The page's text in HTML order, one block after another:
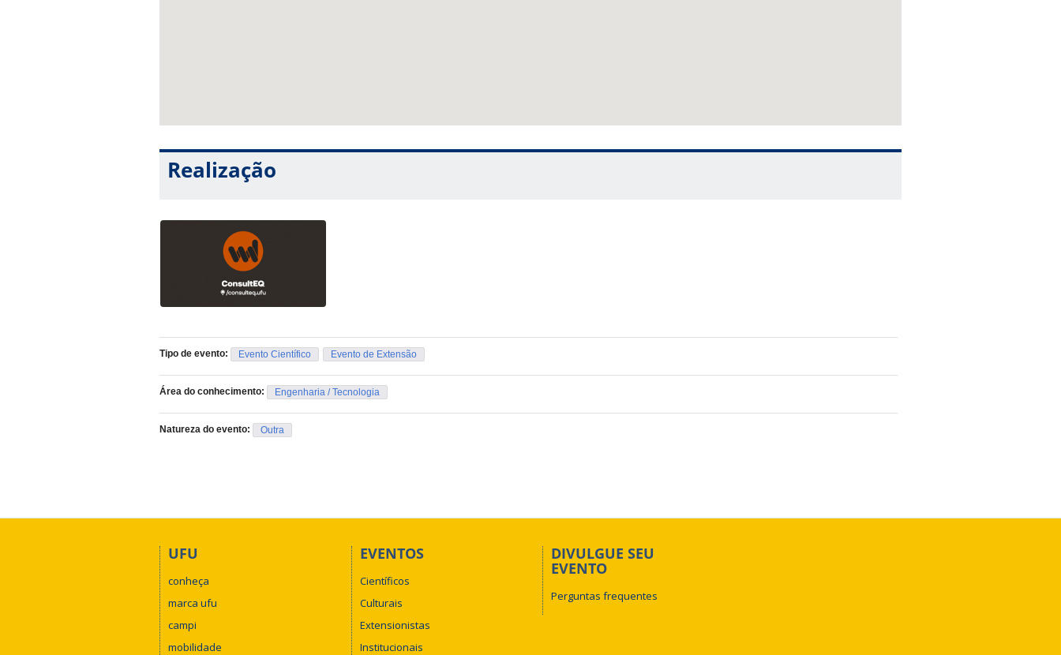
Realização
Tipo de evento: Evento Científico Evento de Extensão
Área do conhecimento: Engenharia / Tecnologia
Natureza do evento: Outra
UFU
conheça
marca ufu
campi
mobilidade
EVENTOS
Científicos
Culturais
Extensionistas
Institucionais
DIVULGUE SEU
EVENTO
Perguntas frequentes